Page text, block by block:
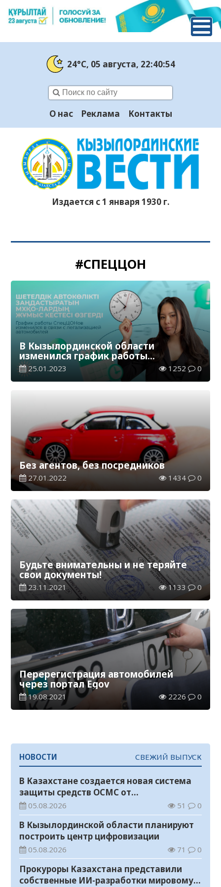
24°C, 05 августа, 22:40:54
О нас Реклама Контакты
Издается с 1 января 1930 г.
#СПЕЦЦОН
В Кызылординской области
изменился график работы
СпецЦОНов
25.01.2023 1252 0
Без агентов, без посредников
27.01.2022 1434 0
Будьте внимательны и не теряйте
свои документы!
23.11.2021 1133 0
Перерегистрация автомобилей
через портал Egov
19.08.2021 2226 0
НОВОСТИ СВЕЖИЙ ВЫПУСК
В Казахстане создается новая система
защиты средств ОСМС от
необоснованных выплат
05.08.2026 51 0
В Кызылординской области планируют
построить центр цифровизации
05.08.2026 71 0
Прокуроры Казахстана представили
собственные ИИ-разработки мировому